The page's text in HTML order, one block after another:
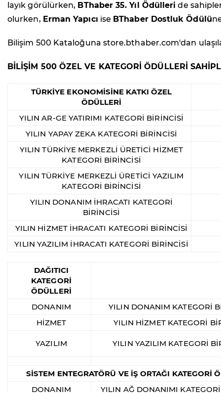
layık görülürken, BThaber 35. Yıl Ödülleri de
olurken, Erman Yapıcı ise BThaber Dostluk Ödülü
Bilişim 500 Kataloğuna store.bthaber.com'dan
BİLİŞİM 500 ÖZEL VE KATEGORİ ÖDÜLLERİ
TÜRKİYE EKONOMİSİNE KATKI ÖZEL
ÖDÜLLERİ
YILIN AR-GE YATIRIMI KATEGORİ BİRİNCİSİ
YILIN YAPAY ZEKA KATEGORİ BİRİNCİSİ
YILIN TÜRKİYE MERKEZLİ ÜRETİCİ HİZMET
KATEGORİ BİRİNCİSİ
YILIN TÜRKİYE MERKEZLİ ÜRETİCİ YAZILIM
KATEGORİ BİRİNCİSİ
YILIN DONANIM İHRACATI KATEGORİ
BİRİNCİSİ
YILIN HİZMET İHRACATI KATEGORİ BİRİNCİSİ
YILIN YAZILIM İHRACATI KATEGORİ BİRİNCİSİ
DAĞITICI
KATEGORİ
ÖDÜLLERİ
DONANIM
YILIN DONANIM KATEGORİ
HİZMET
YILIN HİZMET KATEGORİ
YAZILIM YILIN YAZILIM KATEGORİ
SİSTEM ENTEGRATÖRÜ VE İŞ ORTAĞI KATEGORİ
DONANIM
YILIN AĞ DONANIMI